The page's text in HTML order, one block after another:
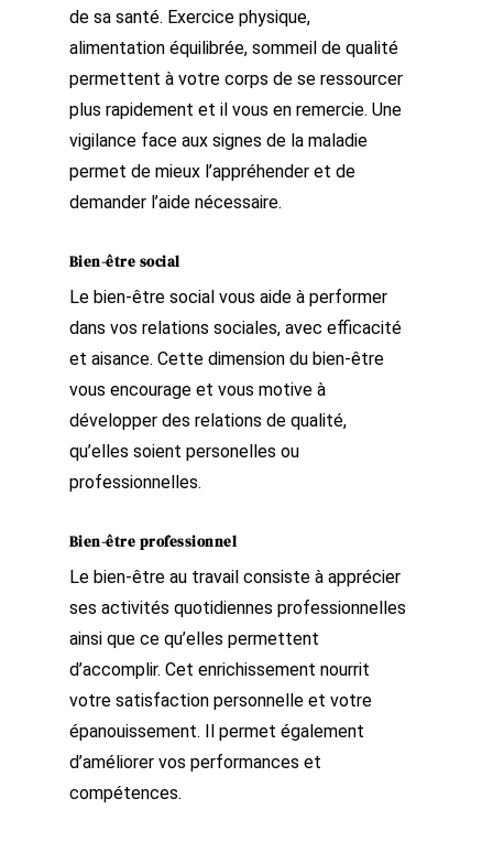
de sa santé. Exercice physique,
alimentation équilibrée, sommeil de qualité
permettent à votre corps de se ressourcer
plus rapidement et il vous en remercie. Une
vigilance face aux signes de la maladie
permet de mieux l’appréhender et de
demander l’aide nécessaire.
Bien-être social
Le bien-être social vous aide à performer
dans vos relations sociales, avec efficacité
et aisance. Cette dimension du bien-être
vous encourage et vous motive à
développer des relations de qualité,
qu’elles soient personelles ou
professionnelles.
Bien-être professionnel
Le bien-être au travail consiste à apprécier
ses activités quotidiennes professionnelles
ainsi que ce qu’elles permettent
d’accomplir. Cet enrichissement nourrit
votre satisfaction personnelle et votre
épanouissement. Il permet également
d’améliorer vos performances et
compétences.